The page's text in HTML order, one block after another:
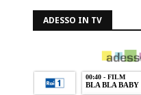
ADESSO IN TV